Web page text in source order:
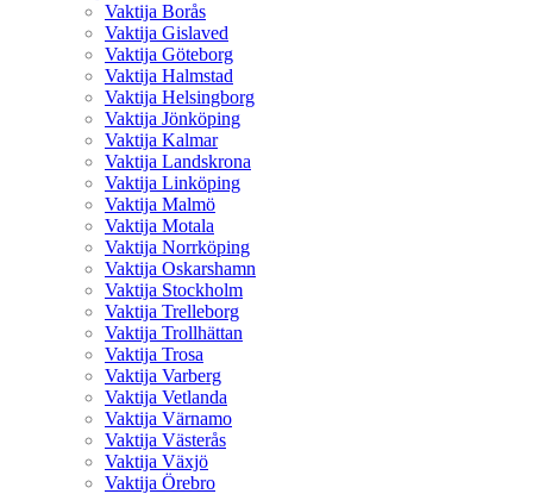
Vaktija Borås
Vaktija Gislaved
Vaktija Göteborg
Vaktija Halmstad
Vaktija Helsingborg
Vaktija Jönköping
Vaktija Kalmar
Vaktija Landskrona
Vaktija Linköping
Vaktija Malmö
Vaktija Motala
Vaktija Norrköping
Vaktija Oskarshamn
Vaktija Stockholm
Vaktija Trelleborg
Vaktija Trollhättan
Vaktija Trosa
Vaktija Varberg
Vaktija Vetlanda
Vaktija Värnamo
Vaktija Västerås
Vaktija Växjö
Vaktija Örebro